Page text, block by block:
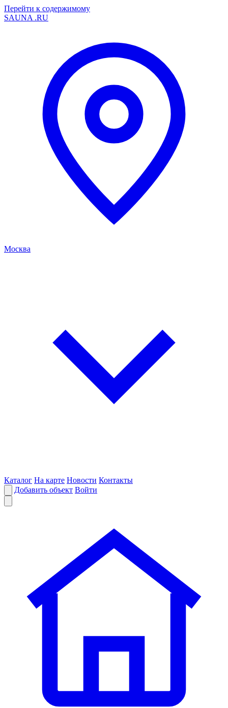
Перейти к содержимому
SAUNA .RU
Москва
Каталог На карте Новости Контакты
Добавить объект Войти